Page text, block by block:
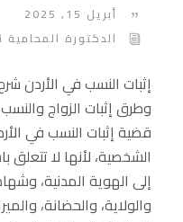
أبريل 15, 2025
الدكتورة
إثبات النسب في الأردن
وطرق إثبات الزواج
قضية إثبات النسب في
الشخصية، لأنها لا
إلى الهوية المدنية،
والولاية، والحضانة،